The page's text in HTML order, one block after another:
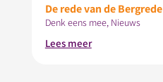
De rede van de Bergrede
Denk eens mee, Nieuws
Lees meer